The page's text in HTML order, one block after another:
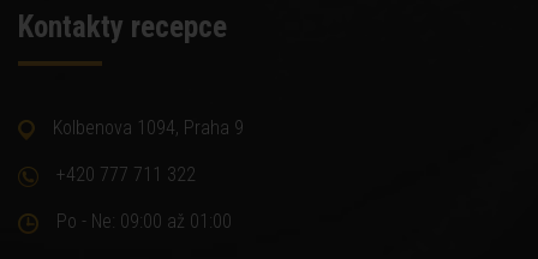
Kontakty recepce
Kolbenova 1094, Praha 9
+420 777 711 322
Po - Ne: 09:00 až 01:00